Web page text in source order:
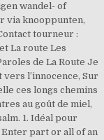
wandel- of
via knooppunten,
tourneur :
La route Les
de La Route Je
l’innocence, Sur
ces longs chemins
au goût de miel,
1. Idéal pour
Enter part or all of an